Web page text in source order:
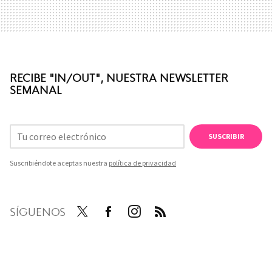
RECIBE "IN/OUT", NUESTRA NEWSLETTER
SEMANAL
SUSCRIBIR
Suscribiéndote aceptas nuestra política de privacidad
SÍGUENOS